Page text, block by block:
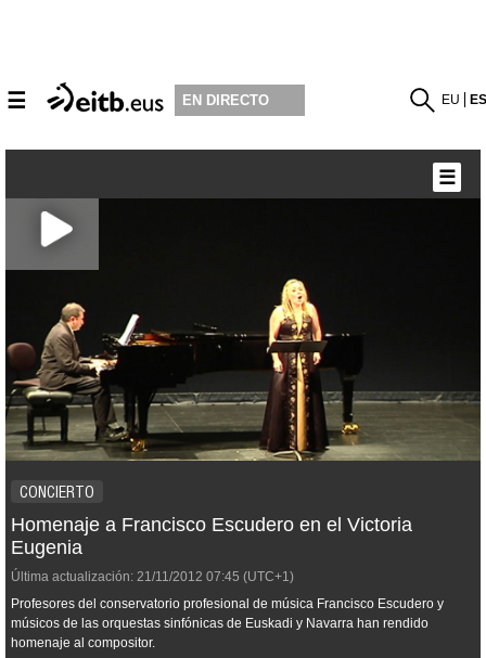
☰ EN DIRECTO EU
CONCIERTO
Homenaje a Francisco Escudero en el Victoria
Eugenia
Última actualización: 21/11/2012 07:45 (UTC+1)
Profesores del conservatorio profesional de música Francisco Escudero y
músicos de las orquestas sinfónicas de Euskadi y Navarra han rendido
homenaje al compositor.
☰